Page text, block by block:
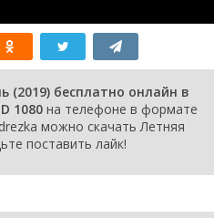
(2019) бесплатно онлайн в
1080 на телефоне в формате
можно скачать Летняя
поставить лайк!